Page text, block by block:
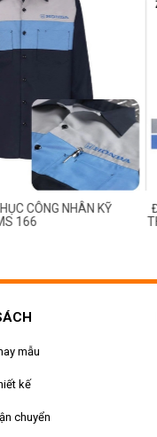
PHỤC CÔNG NHÂN KỸ
MS 165
mẫu
kế
chuyển